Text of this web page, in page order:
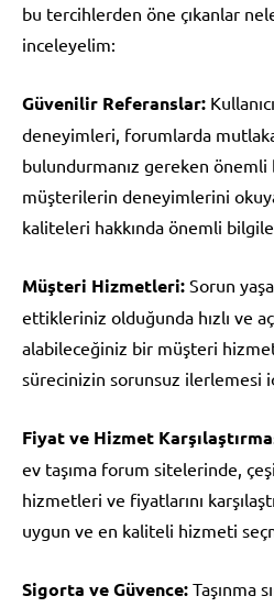
bu tercihlerden öne çıkanlar
inceleyelim:
Güvenilir Referanslar:
deneyimleri, forumlarda
bulundurmanız gereken
müşterilerin deneyimlerini
kaliteleri hakkında önemli
Müşteri Hizmetleri: Sorun
ettikleriniz olduğunda hızlı ve
alabileceğiniz bir müşteri
sürecinizin sorunsuz ilerlemesi
Fiyat ve Hizmet
ev taşıma forum sitelerinde,
hizmetleri ve fiyatlarını
uygun ve en kaliteli hizmeti
Sigorta ve Güvence: Taşınma